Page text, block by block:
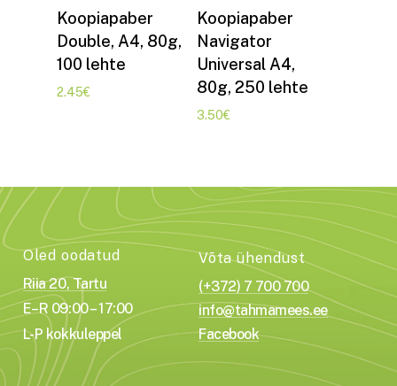
Lisa korvi
Koopiapaber
Double, A4, 80g,
100 lehte
2.45€
Lisa korvi
Koopiapaber
Navigator
Universal A4,
80g, 250 lehte
3.50€
Oled oodatud
Riia 20, Tartu
E–R 09:00 – 17:00
L-P kokkuleppel
Võta ühendust
(+372) 7 700 700
info@tahmamees.ee
Facebook